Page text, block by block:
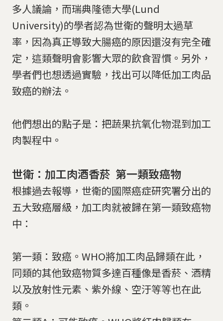
多人議論，而瑞典隆德大學(Lund
University)的學者認為世衛的聲明太過草
率，因為真正導致大腸癌的原因還沒有完全確
定，這類聲明會影響大眾的飲食習慣。另外，
學者們也想透過實驗，找出可以降低加工肉品
致癌的辦法。
他們想出的點子是：把蔬果抗氧化物混到加工
肉製程中。
世衛：加工肉酒香菸 第一類致癌物
根據過去報導，世衛的國際癌症研究署分出的
五大致癌層級，加工肉就被歸在第一類致癌物
中：
第一類：致癌。WHO將加工肉品歸類在此，
同類的其他致癌物質多達百種像是香菸、酒精
以及放射性元素、紫外線、空汙等等也在此
類。